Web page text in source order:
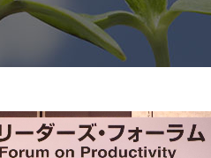
生産性白書